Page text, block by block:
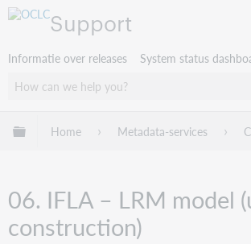
Support
Informatie over releases System status
Mondiale hiërarchie uitvouwen /
Home Metadata-services
06. IFLA – LRM model
construction)